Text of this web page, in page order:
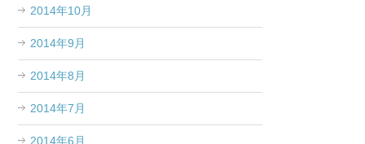
2014年10月
2014年9月
2014年8月
2014年7月
2014年6月